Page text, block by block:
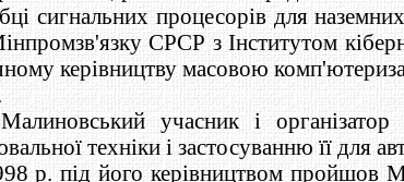
сигнальних процесорів для
СРСР з Інститутом
керівництву масовою
учасник і
техніки і застосуванню її для
р. під його керівництвом пройшов